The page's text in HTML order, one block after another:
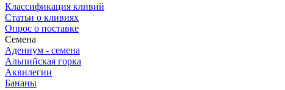
Классификация кливий
Статьи о кливиях
Опрос о поставке
Семена
Адениум - семена
Альпийская горка
Аквилегии
Бананы